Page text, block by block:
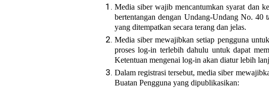
Media siber wajib mencantumkan syarat dan
bertentangan dengan Undang-Undang No.
yang ditempatkan secara terang dan jelas.
Media siber mewajibkan setiap pengguna
proses log-in terlebih dahulu untuk dapat
Ketentuan mengenai log-in akan diatur lebih
Dalam registrasi tersebut, media siber
Buatan Pengguna yang dipublikasikan: